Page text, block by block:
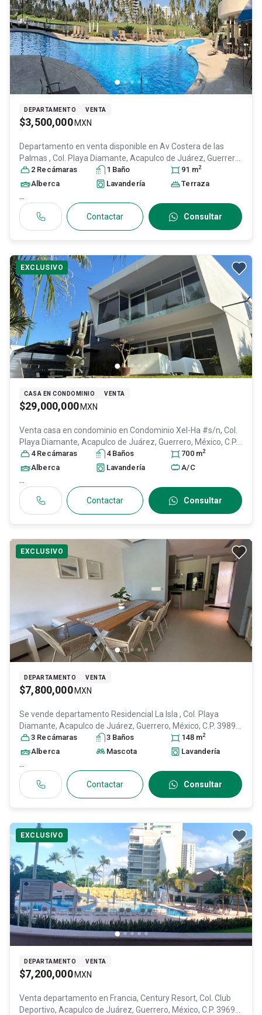
DEPARTAMENTO VENTA
$3,500,000 MXN
Departamento en venta disponible en Av Costera de las
Palmas , Col. Playa Diamante, Acapulco de Juárez, Guerrero
México, C.P. 39897 , ID: 29498772
2 Recámaras 1 Baño 91 m2
Alberca Lavandería Terraza
...
Contactar Consultar
EXCLUSIVO
CASA EN CONDOMINIO VENTA
$29,000,000 MXN
Venta casa en condominio en Condominio Xel-Ha #s/n, Col.
Playa Diamante, Acapulco de Juárez, Guerrero, México, C.P.
39897, ID:30439598
4 Recámaras 4 Baños 700 m2
Alberca Lavandería A/C
...
Contactar Consultar
EXCLUSIVO
DEPARTAMENTO VENTA
$7,800,000 MXN
Se vende departamento Residencial La Isla , Col. Playa
Diamante, Acapulco de Juárez, Guerrero, México, C.P. 39897
ID:28648308
3 Recámaras 3 Baños 148 m2
Alberca Mascota Lavandería
...
Contactar Consultar
EXCLUSIVO
DEPARTAMENTO VENTA
$7,200,000 MXN
Venta departamento en Francia, Century Resort, Col. Club
Deportivo, Acapulco de Juárez, Guerrero, México, C.P. 39690